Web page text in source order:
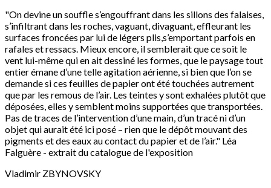
"On devine un souffle s’engouffrant dans les sillons des falaises,
s’infiltrant dans les roches, vaguant, divaguant, effleurant les
surfaces froncées par lui de légers plis,s’emportant parfois en
rafales et ressacs. Mieux encore, il semblerait que ce soit le
vent lui-même qui en ait dessiné les formes, que le paysage tout
entier émane d’une telle agitation aérienne, si bien que l’on se
demande si ces feuilles de papier ont été touchées autrement
que par les remous de l’air. Les teintes y sont exhalées plutôt que
déposées, elles y semblent moins supportées que transportées.
Pas de traces de l’intervention d’une main, d’un tracé ni d’un
objet qui aurait été ici posé – rien que le dépôt mouvant des
pigments et des eaux au contact du papier et de l’air." Léa
Falguère - extrait du catalogue de l'exposition
Vladimir ZBYNOVSKY